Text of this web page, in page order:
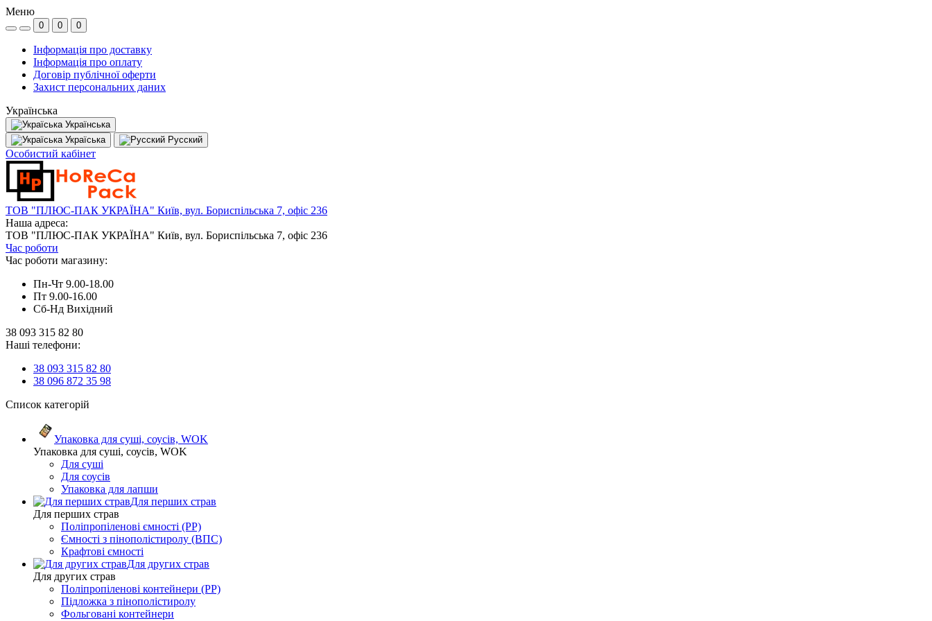
Меню
0 0 0
Інформація про доставку
Інформація про оплату
Договір публічної оферти
Захист персональних даних
Українська
Українська
Україська
Русский
Особистий кабінет
ТОВ "ПЛЮС-ПАК УКРАЇНА" Київ, вул. Бориспільська 7, офіс 236
Наша адреса:
ТОВ "ПЛЮС-ПАК УКРАЇНА" Київ, вул. Бориспільська 7, офіс 236
Час роботи
Час роботи магазину:
Пн-Чт 9.00-18.00
Пт 9.00-16.00
Сб-Нд Вихідний
38 093 315 82 80
Наші телефони:
38 093 315 82 80
38 096 872 35 98
Список категорій
Упаковка для суші, соусів, WOK
Упаковка для суші, соусів, WOK
Для суші
Для соусів
Упаковка для лапши
Для перших страв
Для перших страв
Поліпропіленові ємності (PP)
Ємності з пінополістиролу (ВПС)
Крафтові ємності
Для других страв
Для других страв
Поліпропіленові контейнери (PP)
Підложка з пінополістиролу
Фольговані контейнери